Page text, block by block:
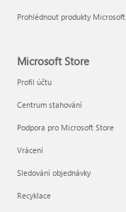
Prohlédnout produkty Microsoft
Microsoft Store
Profil účtu
Centrum stahování
Podpora pro Microsoft Store
Vrácení
Sledování objednávky
Recyklace